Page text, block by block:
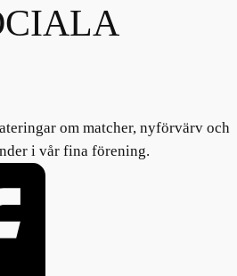
om matcher, nyförvärv och
i vår fina förening.